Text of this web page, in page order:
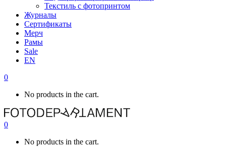
Текстиль с фотопринтом
Журналы
Сертификаты
Мерч
Рамы
Sale
EN
0
No products in the cart.
0
No products in the cart.